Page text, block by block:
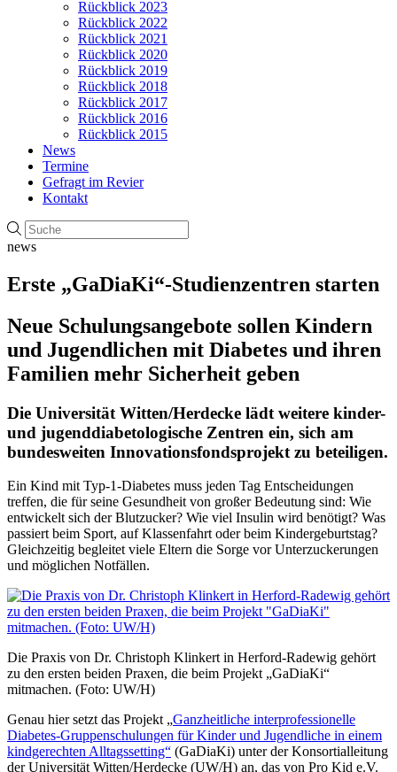
Rückblick 2023
Rückblick 2022
Rückblick 2021
Rückblick 2020
Rückblick 2019
Rückblick 2018
Rückblick 2017
Rückblick 2016
Rückblick 2015
News
Termine
Gefragt im Revier
Kontakt
news
Erste „GaDiaKi“-Studienzentren starten
Neue Schulungsangebote sollen Kindern
und Jugendlichen mit Diabetes und ihren
Familien mehr Sicherheit geben
Die Universität Witten/Herdecke lädt weitere kinder-
und jugenddiabetologische Zentren ein, sich am
bundesweiten Innovationsfondsprojekt zu beteiligen.
Ein Kind mit Typ-1-Diabetes muss jeden Tag Entscheidungen
treffen, die für seine Gesundheit von großer Bedeutung sind: Wie
entwickelt sich der Blutzucker? Wie viel Insulin wird benötigt? Was
passiert beim Sport, auf Klassenfahrt oder beim Kindergeburtstag?
Gleichzeitig begleitet viele Eltern die Sorge vor Unterzuckerungen
und möglichen Notfällen.
Die Praxis von Dr. Christoph Klinkert in Herford-Radewig gehört
zu den ersten beiden Praxen, die beim Projekt „GaDiaKi“
mitmachen. (Foto: UW/H)
Genau hier setzt das Projekt „Ganzheitliche interprofessionelle
Diabetes-Gruppenschulungen für Kinder und Jugendliche in einem
kindgerechten Alltagssetting“ (GaDiaKi) unter der Konsortialleitung
der Universität Witten/Herdecke (UW/H) an, das von Pro Kid e.V.